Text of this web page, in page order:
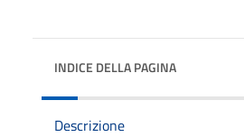
INDICE DELLA PAGINA
Descrizione